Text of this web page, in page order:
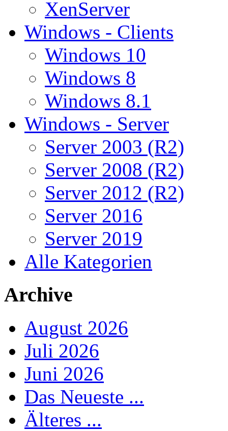
XenServer
Windows - Clients
Windows 10
Windows 8
Windows 8.1
Windows - Server
Server 2003 (R2)
Server 2008 (R2)
Server 2012 (R2)
Server 2016
Server 2019
Alle Kategorien
Archive
August 2026
Juli 2026
Juni 2026
Das Neueste ...
Älteres ...